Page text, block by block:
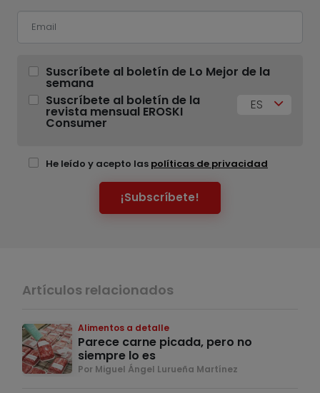
Suscríbete al boletín de Lo Mejor de la
semana
Suscríbete al boletín de la
revista mensual EROSKI
Consumer
ES
He leído y acepto las políticas de privacidad
¡Subscríbete!
Artículos relacionados
Alimentos a detalle
Parece carne picada, pero no
siempre lo es
Por Miguel Ángel Lurueña Martínez